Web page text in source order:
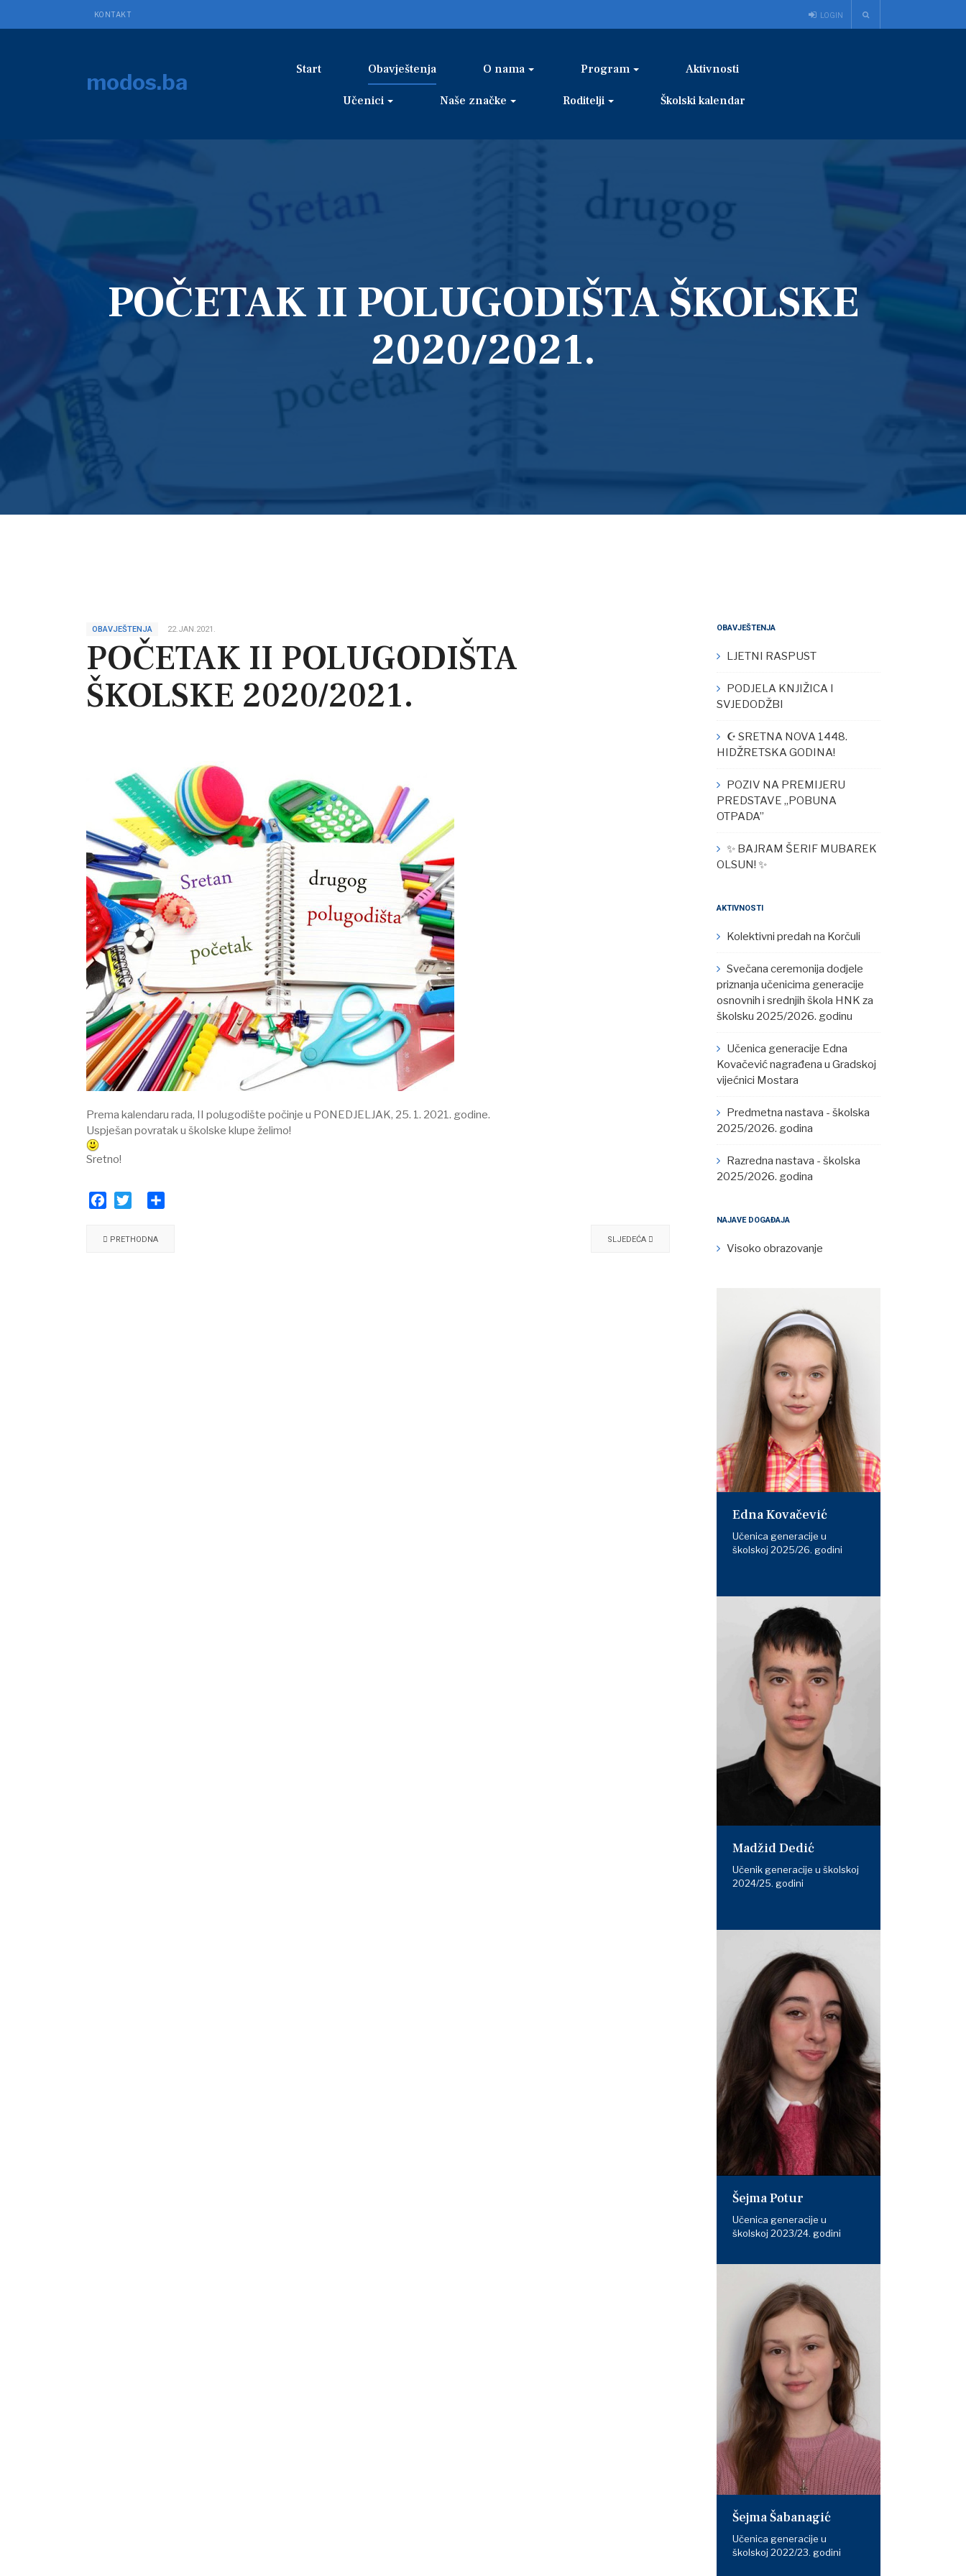
KONTAKT LOGIN
modos.ba Start Obavještenja O nama Program Aktivnosti
Učenici Naše značke Roditelji Školski kalendar
POČETAK II POLUGODIŠTA ŠKOLSKE
2020/2021.
OBAVJEŠTENJA 22.JAN.2021.
POČETAK II POLUGODIŠTA
ŠKOLSKE 2020/2021.
Prema kalendaru rada, II polugodište počinje u PONEDJELJAK, 25. 1. 2021. godine.
Uspješan povratak u školske klupe želimo!
Sretno!
PRETHODNA SLJEDEĆA
OBAVJEŠTENJA
LJETNI RASPUST
PODJELA KNJIŽICA I
SVJEDODŽBI
☪︎ SRETNA NOVA 1448.
HIDŽRETSKA GODINA!
POZIV NA PREMIJERU
PREDSTAVE „POBUNA
OTPADA”
✨ BAJRAM ŠERIF MUBAREK
OLSUN! ✨
AKTIVNOSTI
Kolektivni predah na Korčuli
Svečana ceremonija dodjele
priznanja učenicima generacije
osnovnih i srednjih škola HNK za
školsku 2025/2026. godinu
Učenica generacije Edna
Kovačević nagrađena u Gradskoj
vijećnici Mostara
Predmetna nastava - školska
2025/2026. godina
Razredna nastava - školska
2025/2026. godina
NAJAVE DOGAĐAJA
Visoko obrazovanje
Edna Kovačević
Učenica generacije u
školskoj 2025/26. godini
Madžid Dedić
Učenik generacije u školskoj
2024/25. godini
Šejma Potur
Učenica generacije u
školskoj 2023/24. godini
Šejma Šabanagić
Učenica generacije u
školskoj 2022/23. godini